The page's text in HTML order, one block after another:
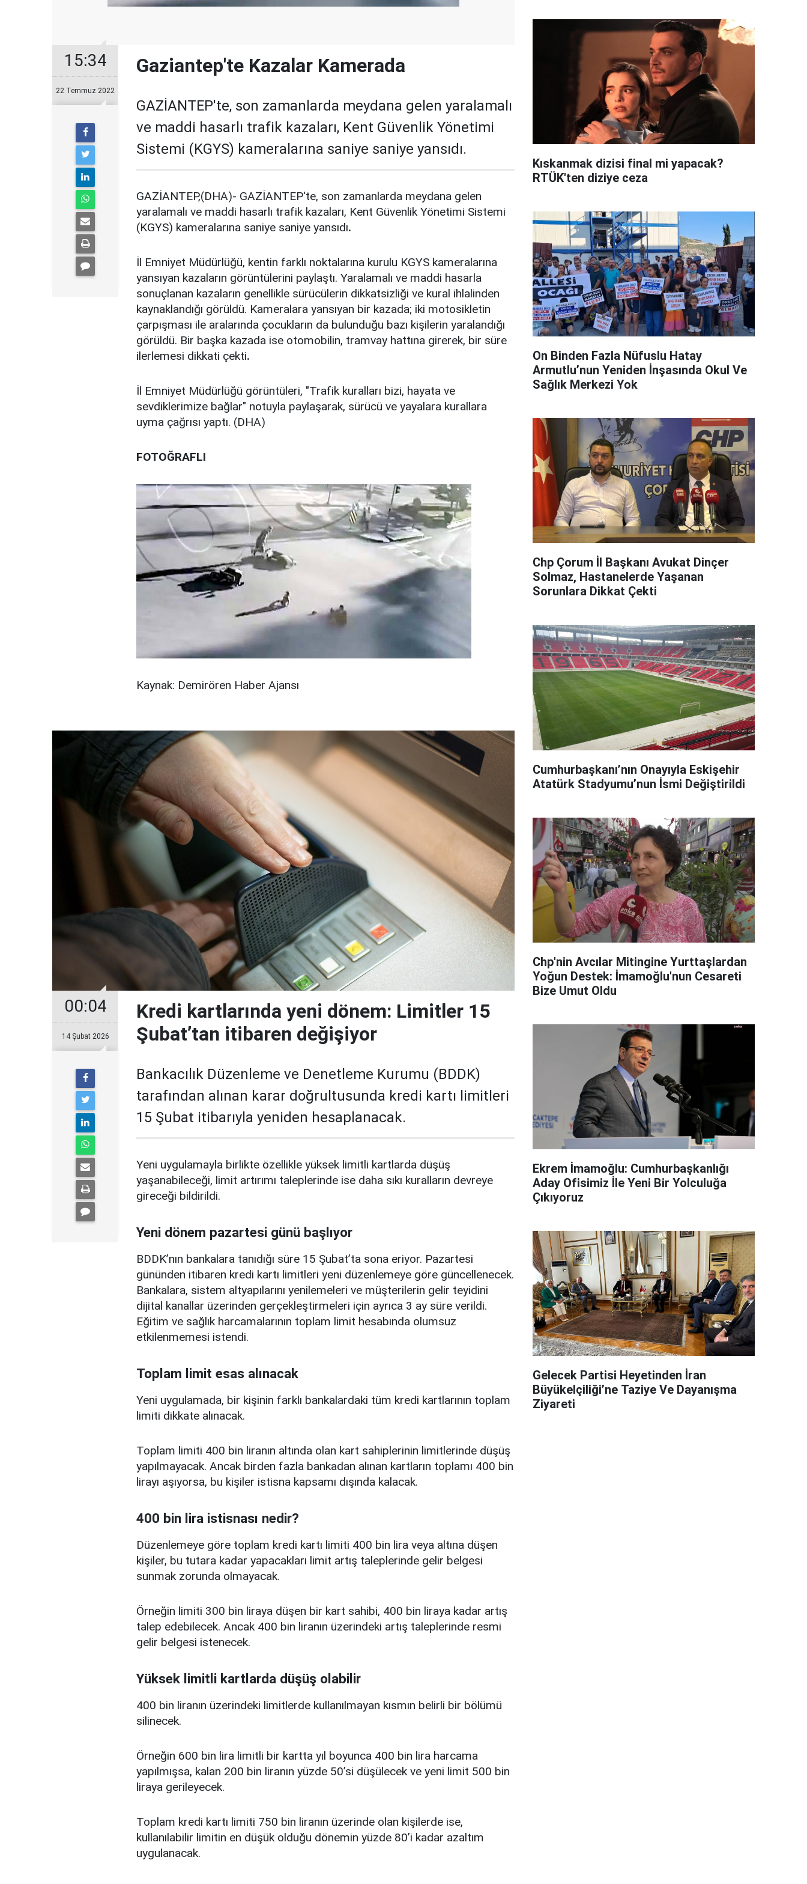
15:34
22 Temmuz 2022
Gaziantep'te Kazalar Kamerada
GAZİANTEP'te, son zamanlarda meydana gelen yaralamalı
ve maddi hasarlı trafik kazaları, Kent Güvenlik Yönetimi
Sistemi (KGYS) kameralarına saniye saniye yansıdı.
GAZİANTEP,(DHA)- GAZİANTEP'te, son zamanlarda meydana gelen
yaralamalı ve maddi hasarlı trafik kazaları, Kent Güvenlik Yönetimi Sistemi
(KGYS) kameralarına saniye saniye yansıdı.
İl Emniyet Müdürlüğü, kentin farklı noktalarına kurulu KGYS kameralarına
yansıyan kazaların görüntülerini paylaştı. Yaralamalı ve maddi hasarla
sonuçlanan kazaların genellikle sürücülerin dikkatsizliği ve kural ihlalinden
kaynaklandığı görüldü. Kameralara yansıyan bir kazada; iki motosikletin
çarpışması ile aralarında çocukların da bulunduğu bazı kişilerin yaralandığı
görüldü. Bir başka kazada ise otomobilin, tramvay hattına girerek, bir süre
ilerlemesi dikkati çekti.
İl Emniyet Müdürlüğü görüntüleri, "Trafik kuralları bizi, hayata ve
sevdiklerimize bağlar" notuyla paylaşarak, sürücü ve yayalara kurallara
uyma çağrısı yaptı. (DHA)
FOTOĞRAFLI
Kaynak: Demirören Haber Ajansı
00:04
14 Şubat 2026
Kredi kartlarında yeni dönem: Limitler 15
Şubat’tan itibaren değişiyor
Bankacılık Düzenleme ve Denetleme Kurumu (BDDK)
tarafından alınan karar doğrultusunda kredi kartı limitleri
15 Şubat itibarıyla yeniden hesaplanacak.
Yeni uygulamayla birlikte özellikle yüksek limitli kartlarda düşüş
yaşanabileceği, limit artırımı taleplerinde ise daha sıkı kuralların devreye
gireceği bildirildi.
Yeni dönem pazartesi günü başlıyor
BDDK’nın bankalara tanıdığı süre 15 Şubat’ta sona eriyor. Pazartesi
gününden itibaren kredi kartı limitleri yeni düzenlemeye göre güncellenecek.
Bankalara, sistem altyapılarını yenilemeleri ve müşterilerin gelir teyidini
dijital kanallar üzerinden gerçekleştirmeleri için ayrıca 3 ay süre verildi.
Eğitim ve sağlık harcamalarının toplam limit hesabında olumsuz
etkilenmemesi istendi.
Toplam limit esas alınacak
Yeni uygulamada, bir kişinin farklı bankalardaki tüm kredi kartlarının toplam
limiti dikkate alınacak.
Toplam limiti 400 bin liranın altında olan kart sahiplerinin limitlerinde düşüş
yapılmayacak. Ancak birden fazla bankadan alınan kartların toplamı 400 bin
lirayı aşıyorsa, bu kişiler istisna kapsamı dışında kalacak.
400 bin lira istisnası nedir?
Düzenlemeye göre toplam kredi kartı limiti 400 bin lira veya altına düşen
kişiler, bu tutara kadar yapacakları limit artış taleplerinde gelir belgesi
sunmak zorunda olmayacak.
Örneğin limiti 300 bin liraya düşen bir kart sahibi, 400 bin liraya kadar artış
talep edebilecek. Ancak 400 bin liranın üzerindeki artış taleplerinde resmi
gelir belgesi istenecek.
Yüksek limitli kartlarda düşüş olabilir
400 bin liranın üzerindeki limitlerde kullanılmayan kısmın belirli bir bölümü
silinecek.
Örneğin 600 bin lira limitli bir kartta yıl boyunca 400 bin lira harcama
yapılmışsa, kalan 200 bin liranın yüzde 50’si düşülecek ve yeni limit 500 bin
liraya gerileyecek.
Toplam kredi kartı limiti 750 bin liranın üzerinde olan kişilerde ise,
kullanılabilir limitin en düşük olduğu dönemin yüzde 80’i kadar azaltım
uygulanacak.
Kıskanmak dizisi final mi yapacak?
RTÜK'ten diziye ceza
On Binden Fazla Nüfuslu Hatay
Armutlu’nun Yeniden İnşasında Okul Ve
Sağlık Merkezi Yok
Chp Çorum İl Başkanı Avukat Dinçer
Solmaz, Hastanelerde Yaşanan
Sorunlara Dikkat Çekti
Cumhurbaşkanı’nın Onayıyla Eskişehir
Atatürk Stadyumu’nun İsmi Değiştirildi
Chp'nin Avcılar Mitingine Yurttaşlardan
Yoğun Destek: İmamoğlu'nun Cesareti
Bize Umut Oldu
Ekrem İmamoğlu: Cumhurbaşkanlığı
Aday Ofisimiz İle Yeni Bir Yolculuğa
Çıkıyoruz
Gelecek Partisi Heyetinden İran
Büyükelçiliği’ne Taziye Ve Dayanışma
Ziyareti